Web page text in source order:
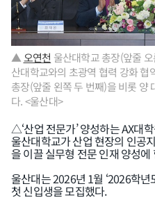
▲오연천 울산대학교 총장(앞줄
산대학교와의 초광역 협력 강화
총장(앞줄 왼쪽 두 번째)을 비롯 양
다. <울산대>
△‘산업 전문가’ 양성하는 AX대
울산대학교가 산업 현장의 인공
을 이끌 실무형 전문 인재 양성에
울산대는 2026년 1월 ‘2026학년
첫 신입생을 모집했다.